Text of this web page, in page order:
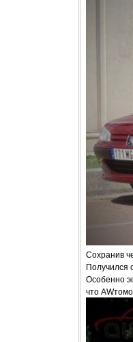
Сохранив
Получился
Особенно
что